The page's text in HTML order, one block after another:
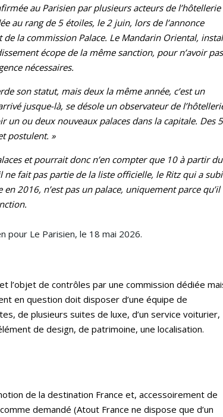
au Parisien par plusieurs acteurs de l’hôtellerie
au rang de 5 étoiles, le 2 juin, lors de l’annonce
la commission Palace. Le Mandarin Oriental,
écope de la même sanction, pour n’avoir pas
nécessaires.
son statut, mais deux la même année, c’est un
jusque-là, se désole un observateur de
un ou deux nouveaux palaces dans la capitale. Des 5
postulent. »
et pourrait donc n’en compter que 10 à partir du
ne fait pas partie de la liste officielle, le Ritz qui a subi
2016, n’est pas un palace, uniquement parce qu’il
pour Le Parisien, le 18 mai 2026.
l’objet de contrôles par une commission dédiée
en question doit disposer d’une équipe de
de plusieurs suites de luxe, d’un service voiturier,
de design, de patrimoine, une localisation.
de la destination France et, accessoirement de
demandé (Atout France ne dispose que d’un